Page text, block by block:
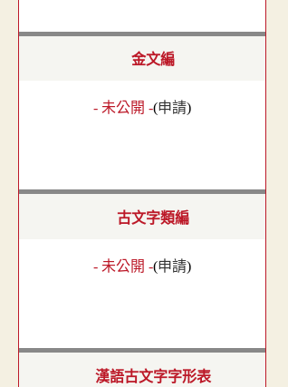
金文編
- 未公開 -(申請)
古文字類編
- 未公開 -(申請)
漢語古文字字形表